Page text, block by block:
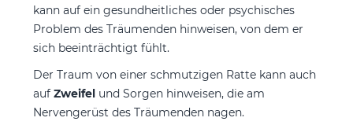
kann auf ein gesundheitliches oder psychisches
Problem des Träumenden hinweisen, von dem er
sich beeinträchtigt fühlt.
Der Traum von einer schmutzigen Ratte kann auch
auf Zweifel und Sorgen hinweisen, die am
Nervengerüst des Träumenden nagen.